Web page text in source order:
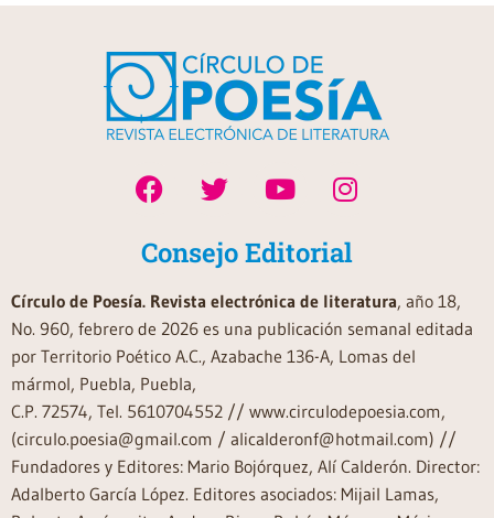
Consejo Editorial
Círculo de Poesía. Revista electrónica de literatura, año 18,
No. 960, febrero de 2026 es una publicación semanal editada
por Territorio Poético A.C., Azabache 136-A, Lomas del
mármol, Puebla, Puebla,
C.P. 72574, Tel. 5610704552 // www.circulodepoesia.com,
(circulo.poesia@gmail.com / alicalderonf@hotmail.com) //
Fundadores y Editores: Mario Bojórquez, Alí Calderón. Director:
Adalberto García López. Editores asociados: Mijail Lamas,